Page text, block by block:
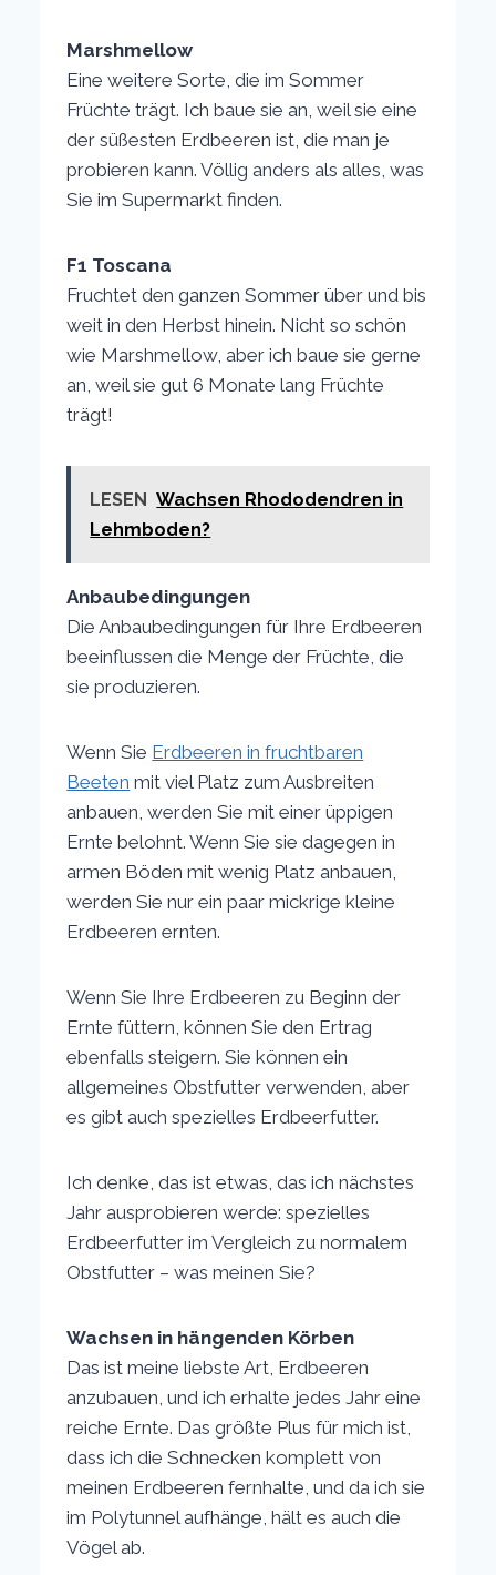
Marshmellow
Eine weitere Sorte, die im Sommer
Früchte trägt. Ich baue sie an, weil sie eine
der süßesten Erdbeeren ist, die man je
probieren kann. Völlig anders als alles, was
Sie im Supermarkt finden.
F1 Toscana
Fruchtet den ganzen Sommer über und bis
weit in den Herbst hinein. Nicht so schön
wie Marshmellow, aber ich baue sie gerne
an, weil sie gut 6 Monate lang Früchte
trägt!
LESEN Wachsen Rhododendren in
Lehmboden?
Anbaubedingungen
Die Anbaubedingungen für Ihre Erdbeeren
beeinflussen die Menge der Früchte, die
sie produzieren.
Wenn Sie Erdbeeren in fruchtbaren
Beeten mit viel Platz zum Ausbreiten
anbauen, werden Sie mit einer üppigen
Ernte belohnt. Wenn Sie sie dagegen in
armen Böden mit wenig Platz anbauen,
werden Sie nur ein paar mickrige kleine
Erdbeeren ernten.
Wenn Sie Ihre Erdbeeren zu Beginn der
Ernte füttern, können Sie den Ertrag
ebenfalls steigern. Sie können ein
allgemeines Obstfutter verwenden, aber
es gibt auch spezielles Erdbeerfutter.
Ich denke, das ist etwas, das ich nächstes
Jahr ausprobieren werde: spezielles
Erdbeerfutter im Vergleich zu normalem
Obstfutter – was meinen Sie?
Wachsen in hängenden Körben
Das ist meine liebste Art, Erdbeeren
anzubauen, und ich erhalte jedes Jahr eine
reiche Ernte. Das größte Plus für mich ist,
dass ich die Schnecken komplett von
meinen Erdbeeren fernhalte, und da ich sie
im Polytunnel aufhänge, hält es auch die
Vögel ab.